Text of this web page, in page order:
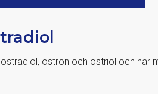
östron och östriol och när